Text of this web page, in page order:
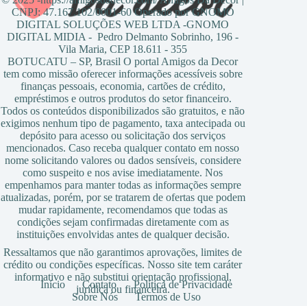
CNPJ: 47.167.102/0001-60 Operado por GNOMO
DIGITAL SOLUÇÕES WEB LTDA -GNOMO
DIGITAL MIDIA - Pedro Delmanto Sobrinho, 196 -
Vila Maria, CEP 18.611 - 355
BOTUCATU – SP, Brasil O portal Amigos da Decor
tem como missão oferecer informações acessíveis sobre
finanças pessoais, economia, cartões de crédito,
empréstimos e outros produtos do setor financeiro.
Todos os conteúdos disponibilizados são gratuitos, e não
exigimos nenhum tipo de pagamento, taxa antecipada ou
depósito para acesso ou solicitação dos serviços
mencionados. Caso receba qualquer contato em nosso
nome solicitando valores ou dados sensíveis, considere
como suspeito e nos avise imediatamente. Nos
empenhamos para manter todas as informações sempre
atualizadas, porém, por se tratarem de ofertas que podem
mudar rapidamente, recomendamos que todas as
condições sejam confirmadas diretamente com as
instituições envolvidas antes de qualquer decisão.
Ressaltamos que não garantimos aprovações, limites de
crédito ou condições específicas. Nosso site tem caráter
informativo e não substitui orientação profissional,
jurídica ou financeira.
Início Contato
Política de Privacidade
Sobre Nós
Termos de Uso